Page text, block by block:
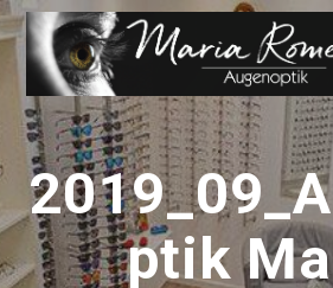
Zum
Inhalt
springen
ptik